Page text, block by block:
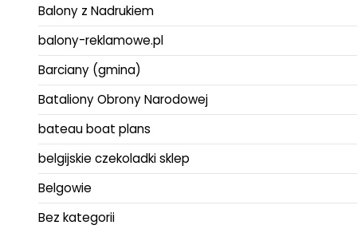
Balony z Nadrukiem
balony-reklamowe.pl
Barciany (gmina)
Bataliony Obrony Narodowej
bateau boat plans
belgijskie czekoladki sklep
Belgowie
Bez kategorii